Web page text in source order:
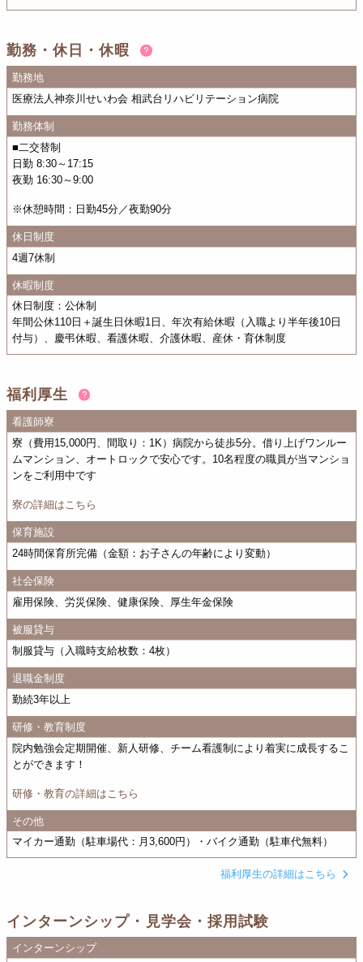
勤務・休日・休暇
勤務地
医療法人神奈川せいわ会 相武台リハビリテーション病院
勤務体制
■二交替制
日勤 8:30～17:15
夜勤 16:30～9:00
※休憩時間：日勤45分／夜勤90分
休日制度
4週7休制
休暇制度
休日制度：公休制
年間公休110日＋誕生日休暇1日、年次有給休暇（入職より半年後10日
付与）、慶弔休暇、看護休暇、介護休暇、産休・育休制度
福利厚生
看護師寮
寮（費用15,000円、間取り：1K）病院から徒歩5分。借り上げワンルー
ムマンション、オートロックで安心です。10名程度の職員が当マンショ
ンをご利用中です
寮の詳細はこちら
保育施設
24時間保育所完備（金額：お子さんの年齢により変動）
社会保険
雇用保険、労災保険、健康保険、厚生年金保険
被服貸与
制服貸与（入職時支給枚数：4枚）
退職金制度
勤続3年以上
研修・教育制度
院内勉強会定期開催、新人研修、チーム看護制により着実に成長するこ
とができます！
研修・教育の詳細はこちら
その他
マイカー通勤（駐車場代：月3,600円）・バイク通勤（駐車代無料）
福利厚生の詳細はこちら
インターンシップ・見学会・採用試験
インターンシップ